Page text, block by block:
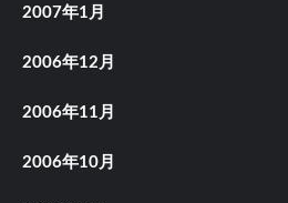
2007年1月
2006年12月
2006年11月
2006年10月